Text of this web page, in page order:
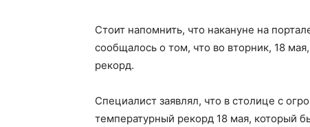
Стоит напомнить, что накануне на
сообщалось о том, что во вторник, 18
рекорд.
Специалист заявлял, что в столице с
температурный рекорд 18 мая, который